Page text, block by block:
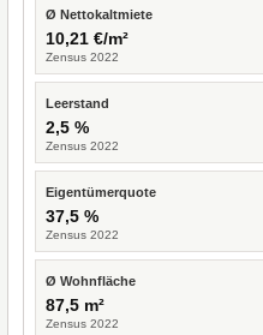
Ø Nettokaltmiete
10,21 €/m²
Zensus 2022
Leerstand
2,5 %
Zensus 2022
Eigentümerquote
37,5 %
Zensus 2022
Ø Wohnfläche
87,5 m²
Zensus 2022